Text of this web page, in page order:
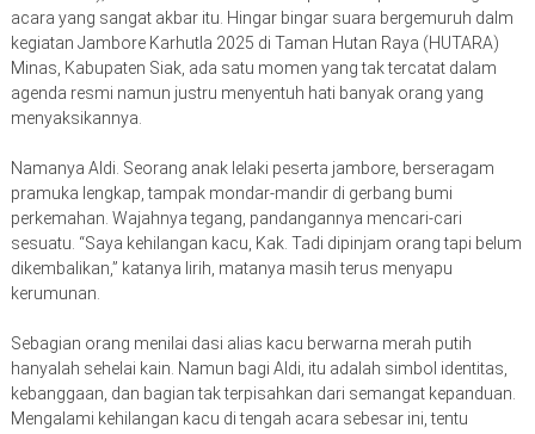
acara yang sangat akbar itu. Hingar bingar suara bergemuruh dalm
kegiatan Jambore Karhutla 2025 di Taman Hutan Raya (HUTARA)
Minas, Kabupaten Siak, ada satu momen yang tak tercatat dalam
agenda resmi namun justru menyentuh hati banyak orang yang
menyaksikannya.
Namanya Aldi. Seorang anak lelaki peserta jambore, berseragam
pramuka lengkap, tampak mondar-mandir di gerbang bumi
perkemahan. Wajahnya tegang, pandangannya mencari-cari
sesuatu. “Saya kehilangan kacu, Kak. Tadi dipinjam orang tapi belum
dikembalikan,” katanya lirih, matanya masih terus menyapu
kerumunan.
Sebagian orang menilai dasi alias kacu berwarna merah putih
hanyalah sehelai kain. Namun bagi Aldi, itu adalah simbol identitas,
kebanggaan, dan bagian tak terpisahkan dari semangat kepanduan.
Mengalami kehilangan kacu di tengah acara sebesar ini, tentu